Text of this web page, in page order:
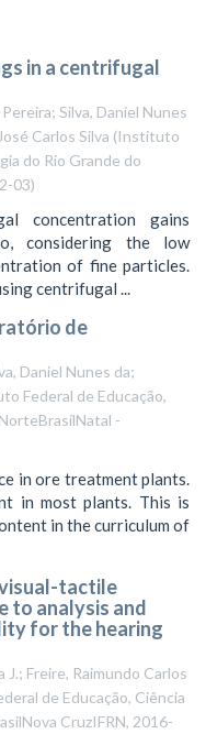
in a centrifugal
Silva, Daniel Nunes
Carlos Silva (Instituto
do Rio Grande do
03)
concentration gains
considering the low
of fine particles.
centrifugal ...
de
Daniel Nunes da;
Federal de Educação,
-
in ore treatment plants.
in most plants. This is
in the curriculum of
tactile
to analysis and
for the hearing
Freire, Raimundo Carlos
de Educação, Ciência
CruzIFRN, 2016-